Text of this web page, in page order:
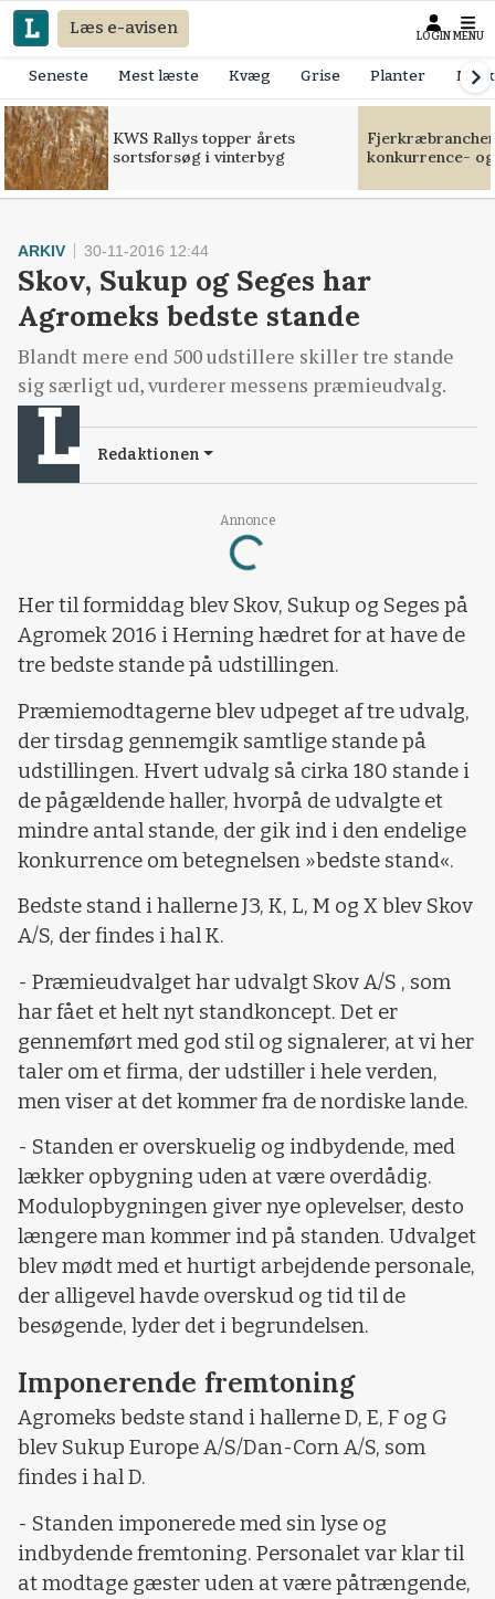
Læs e-avisen LOGIN MENU
Seneste Mest læste Kvæg Grise Planter
KWS Rallys topper årets
sortsforsøg i vinterbyg
konkurrence-
Annonce
Loading...
ARKIV 30-11-2016 12:44
Skov, Sukup og Seges har
Agromeks bedste stande
Blandt mere end 500 udstillere skiller tre stande
sig særligt ud, vurderer messens præmieudvalg.
Redaktionen
Her til formiddag blev Skov, Sukup og Seges på
Agromek 2016 i Herning hædret for at have de
tre bedste stande på udstillingen.
Præmiemodtagerne blev udpeget af tre udvalg,
der tirsdag gennemgik samtlige stande på
udstillingen. Hvert udvalg så cirka 180 stande i
de pågældende haller, hvorpå de udvalgte et
mindre antal stande, der gik ind i den endelige
konkurrence om betegnelsen »bedste stand«.
Bedste stand i hallerne J3, K, L, M og X blev Skov
A/S, der findes i hal K.
- Præmieudvalget har udvalgt Skov A/S , som
har fået et helt nyt standkoncept. Det er
gennemført med god stil og signalerer, at vi her
taler om et firma, der udstiller i hele verden,
men viser at det kommer fra de nordiske lande.
- Standen er overskuelig og indbydende, med
lækker opbygning uden at være overdådig.
Modulopbygningen giver nye oplevelser, desto
længere man kommer ind på standen. Udvalget
blev mødt med et hurtigt arbejdende personale,
der alligevel havde overskud og tid til de
besøgende, lyder det i begrundelsen.
Imponerende fremtoning
Agromeks bedste stand i hallerne D, E, F og G
blev Sukup Europe A/S/Dan-Corn A/S, som
findes i hal D.
- Standen imponerede med sin lyse og
indbydende fremtoning. Personalet var klar til
at modtage gæster uden at være påtrængende,